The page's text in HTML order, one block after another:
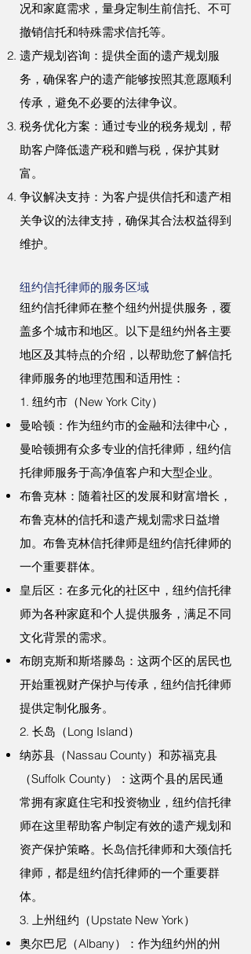
况和家庭需求，量身定制生前信托、不可
撤销信托和特殊需求信托等。
遗产规划咨询：提供全面的遗产规划服
务，确保客户的遗产能够按照其意愿顺利
传承，避免不必要的法律争议。
税务优化方案：通过专业的税务规划，帮
助客户降低遗产税和赠与税，保护其财
富。
争议解决支持：为客户提供信托和遗产相
关争议的法律支持，确保其合法权益得到
维护。
纽约信托律师的服务区域
纽约信托律师在整个纽约州提供服务，覆
盖多个城市和地区。以下是纽约州各主要
地区及其特点的介绍，以帮助您了解信托
律师服务的地理范围和适用性：
1. 纽约市（New York City）
曼哈顿：作为纽约市的金融和法律中心，
曼哈顿拥有众多专业的信托律师，纽约信
托律师服务于高净值客户和大型企业。
布鲁克林：随着社区的发展和财富增长，
布鲁克林的信托和遗产规划需求日益增
加。 布鲁克林信托律师是纽约信托律师的
一个重要群体。
皇后区：在多元化的社区中，纽约信托律
师为各种家庭和个人提供服务，满足不同
文化背景的需求。
布朗克斯和斯塔滕岛：这两个区的居民也
开始重视财产保护与传承，纽约信托律师
提供定制化服务。
2. 长岛（Long Island）
纳苏县（Nassau County）和苏福克县
（Suffolk County）：这两个县的居民通
常拥有家庭住宅和投资物业，纽约信托律
师在这里帮助客户制定有效的遗产规划和
资产保护策略。 长岛信托律师和大颈信托
律师 ，都是纽约信托律师的一个重要群
体。
3. 上州纽约（Upstate New York）
奥尔巴尼（Albany）：作为纽约州的州